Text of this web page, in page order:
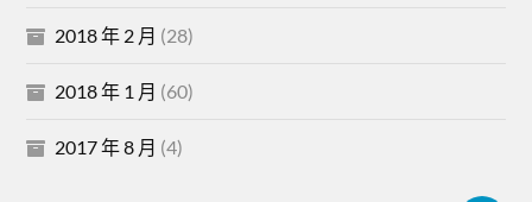
2018 年 2 月 (28)
2018 年 1 月 (60)
2017 年 8 月 (4)